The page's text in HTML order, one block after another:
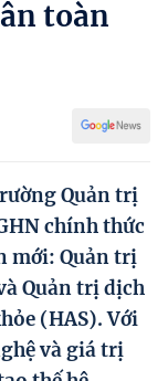
dân tộc
toàn
Quản trị
chính thức
mới: Quản trị
Quản trị dịch
(HAS). Với
và giá trị